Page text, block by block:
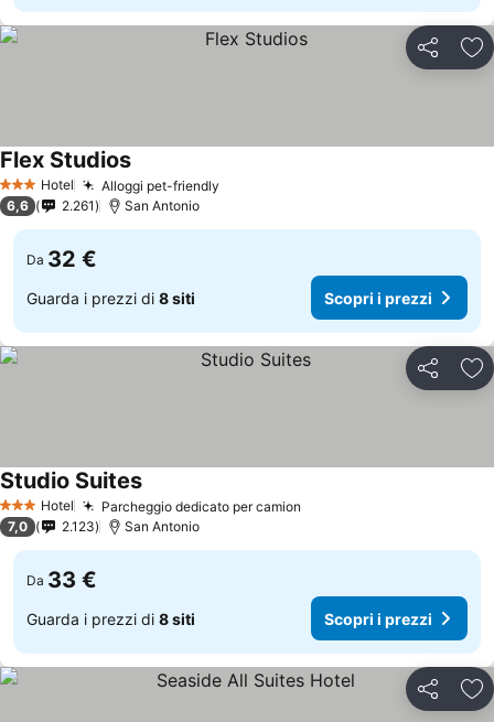
Condividi
3 StelleHotel Alloggi pet-friendly
Flex Studios
6,6 2.261 San Antonio
Da 32 €
Guarda i prezzi di 8 siti Scopri i prezzi
Condividi
3 StelleHotel Parcheggio dedicato per camion
Studio Suites
7,0 2.123 San Antonio
Da 33 €
Guarda i prezzi di 8 siti Scopri i prezzi
Condividi